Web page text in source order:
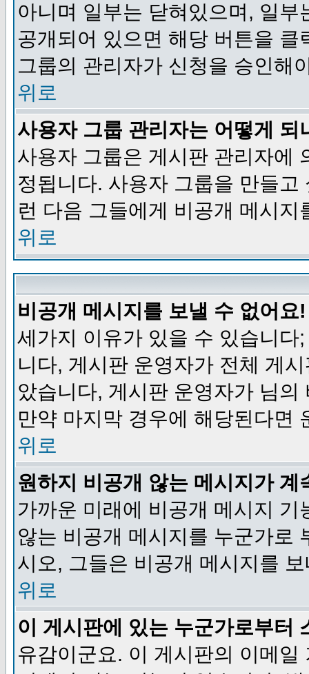
아니며 일부는 닫혀있으며, 일
공개되어 있으면 해당 버튼을
그룹의 관리자가 신청을 승인해
위로
사용자 그룹 관리자는 어떻게 되
사용자 그룹은 게시판 관리자에
정됩니다. 사용자 그룹을 만들
런 다음 그들에게 비공개 메시지
위로
비공개 메시지를 보낼 수 없어요!
세가지 이유가 있을 수 있습니
니다, 게시판 운영자가 전체 게
았습니다, 게시판 운영자가 님
만약 마지막 경우에 해당된다면
위로
원하지 비공개 않는 메시지가 계
가까운 미래에 비공개 메시지
않는 비공개 메시지를 누군가로
시오, 그들은 비공개 메시지를
위로
이 게시판에 있는 누군가로부터
유감이군요. 이 게시판의 이메